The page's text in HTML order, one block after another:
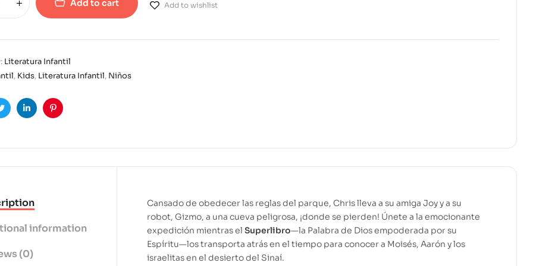
Add to cart Add to wishlist
Literatura Infantil
, Kids, Literatura Infantil, Niños
TwitterLinkedinPinterest
information
(0)
Cansado de obedecer las reglas del parque, Chris lleva a su amiga Joy y a su
robot, Gizmo, a una cueva peligrosa, ¡donde se pierden! Únete a la emocionante
expedición mientras el Superlibro—la Palabra de Dios empoderada por su
Espíritu—los transporta atrás en el tiempo para conocer a Moisés, Aarón y los
israelitas en el desierto del Sinaí.